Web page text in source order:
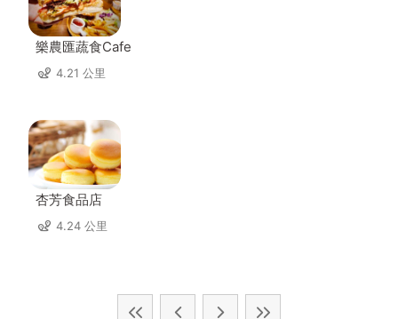
樂農匯蔬食Cafe
4.21 公里
杏芳食品店
4.24 公里